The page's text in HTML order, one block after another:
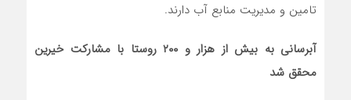
تامین و مدیریت منابع آب دارند.
آبرسانی به بیش از هزار و ۲۰۰ روستا با مشارکت خیرین
محقق شد